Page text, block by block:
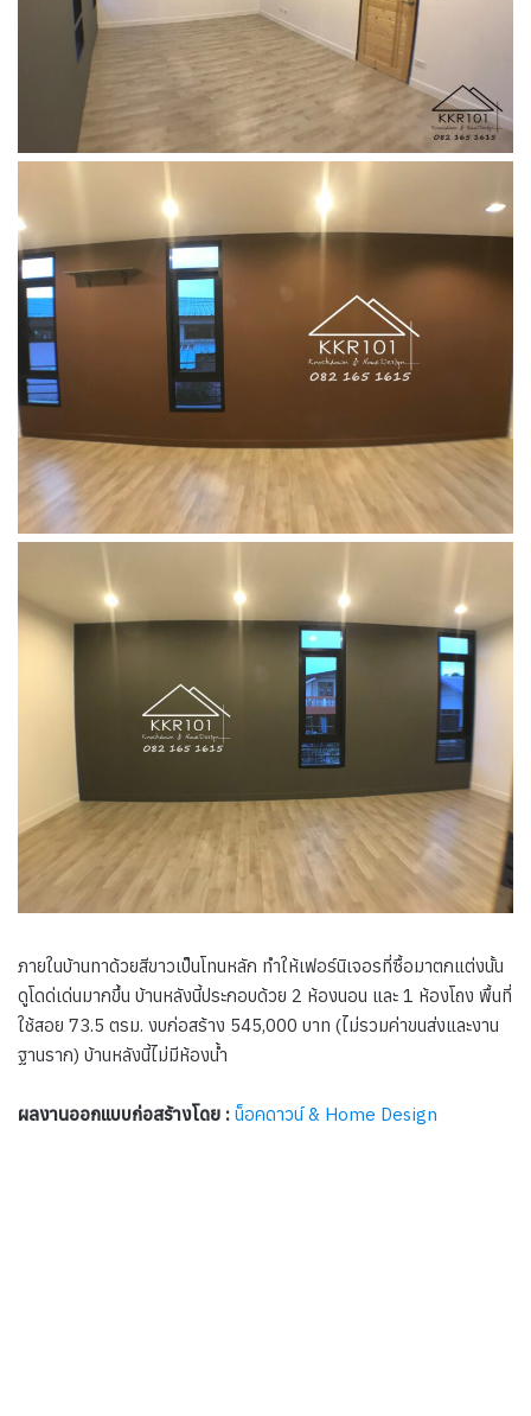
ภายในบ้านทาด้วยสีขาวเป็นโทนหลัก ทำให้เฟอร์นิเจอรที่ซื้อมาตกแต่งนั้น
ดูโดด่เด่นมากขึ้น บ้านหลังนี้ประกอบด้วย 2 ห้องนอน และ 1 ห้องโถง พื้นที่
ใช้สอย 73.5 ตรม. งบก่อสร้าง 545,000 บาท (ไม่รวมค่าขนส่งและงาน
ฐานราก) บ้านหลังนี้ไม่มีห้องน้ำ
ผลงานออกแบบก่อสร้างโดย : น็อคดาวน์ & Home Design